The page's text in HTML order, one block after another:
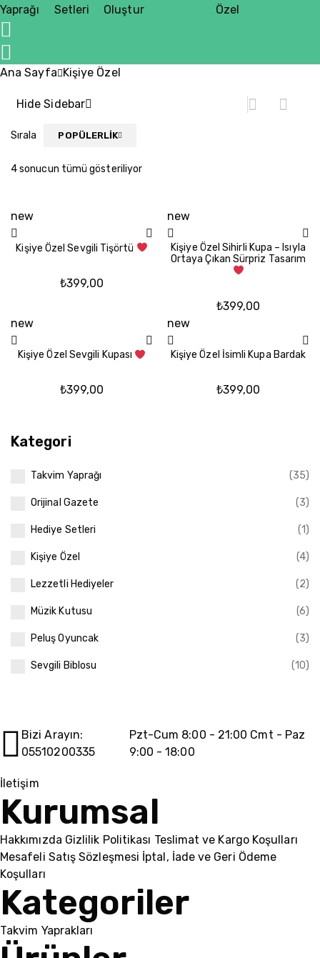
Yaprağı
Setleri
Oluştur
Özel
Ana Sayfa Kişiye Özel
Kategori
Takvim Yaprağı (35)
Orijinal Gazete (3)
Hediye Setleri (1)
Kişiye Özel (4)
Lezzetli Hediyeler (2)
Müzik Kutusu (6)
Peluş Oyuncak (3)
Sevgili Biblosu (10)
Hide Sidebar
Sırala POPÜLERLIK
4 sonucun tümü gösteriliyor
sıralandı
new
Kişiye Özel Sevgili Tişörtü
₺399,00
new
Kişiye Özel Sihirli Kupa – Isıyla
Ortaya Çıkan Sürpriz Tasarım
₺399,00
new
Kişiye Özel Sevgili Kupası
₺399,00
new
Kişiye Özel İsimli Kupa Bardak
₺399,00
Bizi Arayın:
05510200335
Pzt-Cum 8:00 - 21:00 Cmt - Paz
9:00 - 18:00
İletişim
Kurumsal
Hakkımızda Gizlilik Politikası Teslimat ve Kargo Koşulları
Mesafeli Satış Sözleşmesi İptal, İade ve Geri Ödeme
Koşulları
Kategoriler
Takvim Yaprakları